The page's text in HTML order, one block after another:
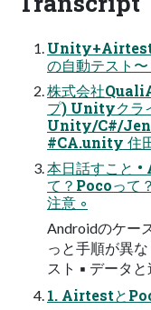
の自動テスト
株式会社
プ) Unityクラ
Unity/C#/
#CA.unity 住
本日話すこと
て？Pocoって
注意 ◦
Androidのケー
っと手順が異
スト ▪ データ
1. Airtestと